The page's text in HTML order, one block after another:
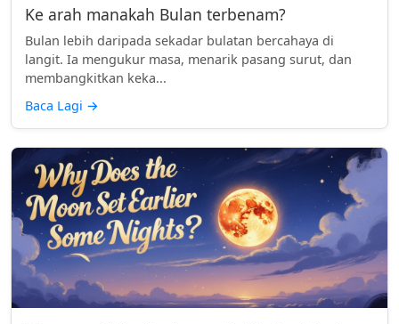
Ke arah manakah Bulan terbenam?
Bulan lebih daripada sekadar bulatan bercahaya di
langit. Ia mengukur masa, menarik pasang surut, dan
membangkitkan keka...
Baca Lagi →